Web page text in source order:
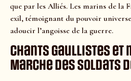
que par les Alliés. Les marins de la
exil, témoignant du pouvoir
adoucir l’angoisse de la guerre.
Chants gaullistes et
Marche des soldats